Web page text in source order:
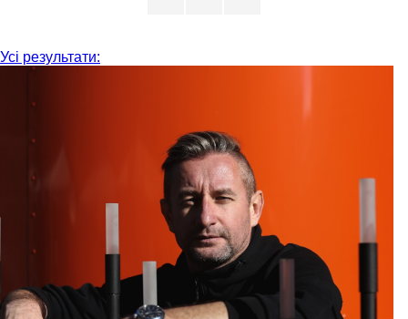
Усі результати: